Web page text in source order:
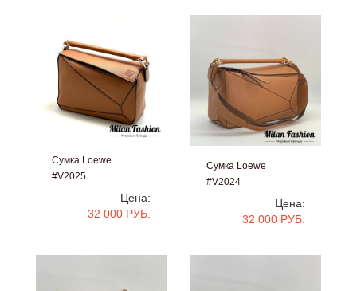
Сумка Loewe
#V2025
Цена:
32 000 РУБ.
Сумка Loewe
#V2024
Цена:
32 000 РУБ.